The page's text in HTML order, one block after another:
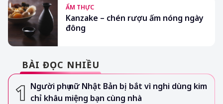
ẨM THỰC
Kanzake – chén rượu ấm nóng ngày
đông
BÀI ĐỌC NHIỀU
Người phụ nữ Nhật Bản bị bắt vì nghi dùng kim
chỉ khâu miệng bạn cùng nhà